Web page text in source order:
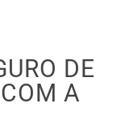
DE
A